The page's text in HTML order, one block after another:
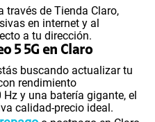
través de Tienda Claro,
en internet y al
a tu dirección.
5 5G en Claro
buscando actualizar tu
rendimiento
y una batería gigante, el
calidad-precio ideal.